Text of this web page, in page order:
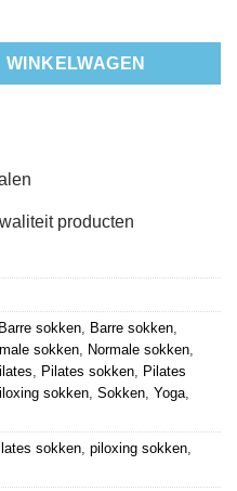
Stripe - Tavi aantal
producten
Barre sokken Barre sokken
sokken Normale sokken
Pilates sokken
Pilates
sokken Sokken Yoga
sokken piloxing sokken